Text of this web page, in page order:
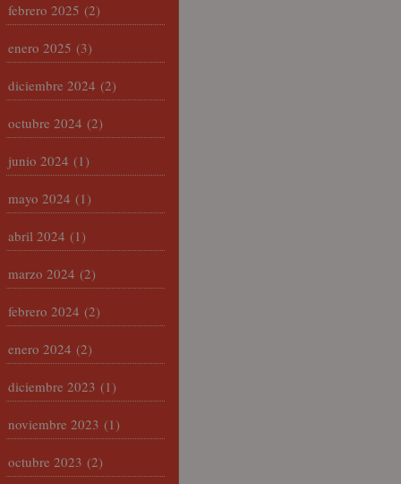
febrero 2025 (2)
enero 2025 (3)
diciembre 2024 (2)
octubre 2024 (2)
junio 2024 (1)
mayo 2024 (1)
abril 2024 (1)
marzo 2024 (2)
febrero 2024 (2)
enero 2024 (2)
diciembre 2023 (1)
noviembre 2023 (1)
octubre 2023 (2)